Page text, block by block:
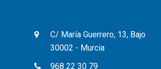
C/ María Guerrero, 13, Bajo
30002 - Murcia
968 22 30 79